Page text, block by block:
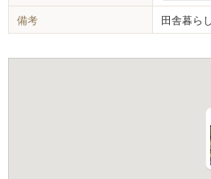
備考 田舎暮ら